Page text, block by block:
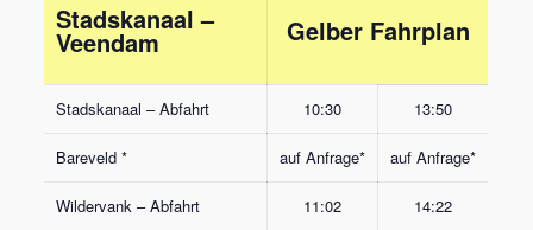
Stadskanaal –
Veendam Gelber Fahrplan
Stadskanaal – Abfahrt 10:30 13:50
Bareveld * auf Anfrage* auf Anfrage*
Wildervank – Abfahrt 11:02 14:22